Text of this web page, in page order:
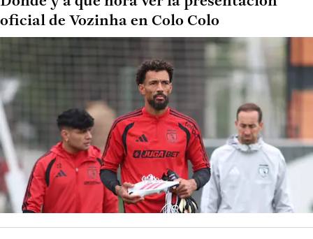
oficial de Vozinha en Colo Colo